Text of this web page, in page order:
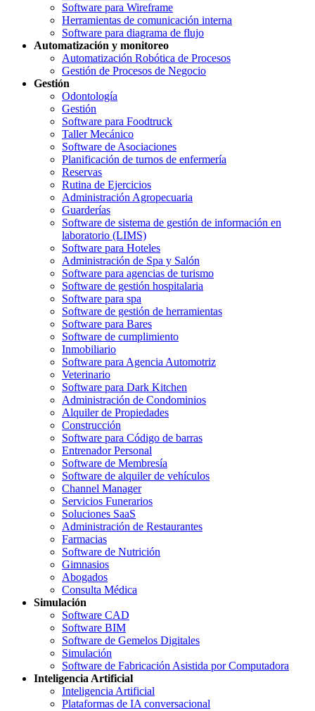
Software para Wireframe
Herramientas de comunicación interna
Software para diagrama de flujo
Automatización y monitoreo
Automatización Robótica de Procesos
Gestión de Procesos de Negocio
Gestión
Odontología
Gestión
Software para Foodtruck
Taller Mecánico
Software de Asociaciones
Planificación de turnos de enfermería
Reservas
Rutina de Ejercicios
Administración Agropecuaria
Guarderías
Software de sistema de gestión de información en
laboratorio (LIMS)
Software para Hoteles
Administración de Spa y Salón
Software para agencias de turismo
Software de gestión hospitalaria
Software para spa
Software de gestión de herramientas
Software para Bares
Software de cumplimiento
Inmobiliario
Software para Agencia Automotriz
Veterinario
Software para Dark Kitchen
Administración de Condominios
Alquiler de Propiedades
Construcción
Software para Código de barras
Entrenador Personal
Software de Membresía
Software de alquiler de vehículos
Channel Manager
Servicios Funerarios
Soluciones SaaS
Administración de Restaurantes
Farmacias
Software de Nutrición
Gimnasios
Abogados
Consulta Médica
Simulación
Software CAD
Software BIM
Software de Gemelos Digitales
Simulación
Software de Fabricación Asistida por Computadora
Inteligencia Artificial
Inteligencia Artificial
Plataformas de IA conversacional